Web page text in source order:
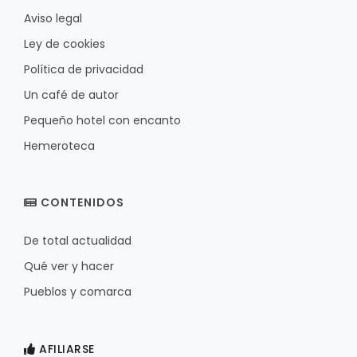
Aviso legal
Ley de cookies
Política de privacidad
Un café de autor
Pequeño hotel con encanto
Hemeroteca
CONTENIDOS
De total actualidad
Qué ver y hacer
Pueblos y comarca
AFILIARSE